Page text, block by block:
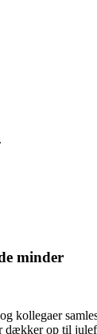
minder
kollegaer
dækker op til